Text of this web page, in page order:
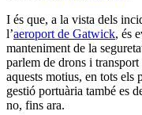
I és que, a la vista dels
l’aeroport de Gatwick, és
manteniment de la
parlem de drons i transport
aquests motius, en tots els
gestió portuària també es
no, fins ara.